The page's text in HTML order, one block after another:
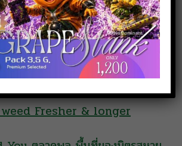
นใจ
& Why their
Fresher & longer